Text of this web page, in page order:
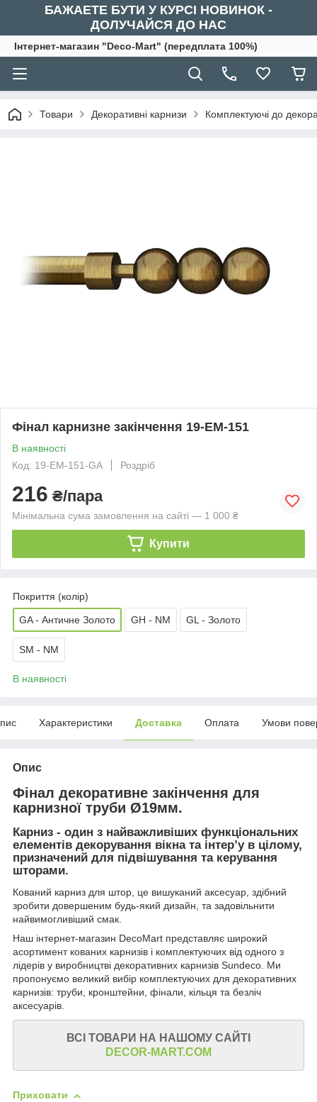
БАЖАЕТЕ БУТИ У КУРСІ НОВИНОК -
ДОЛУЧАЙСЯ ДО НАС
Інтернет-магазин "Deco-Mart" (передплата 100%)
Товари Декоративні карнизи Комплектуючі до
Фінал карнизне закінчення 19-EM-151
В наявності
Код: 19-EM-151-GA
Роздріб
216 ₴/пара
Мінімальна сума замовлення на сайті — 1 000 ₴
Купити
Покриття (колір)
GA - Античне Золото GH - NM GL - Золото
SM - NM
В наявності
Характеристики Доставка Оплата Умови
Опис
Фінал декоративне закінчення для
карнизної труби Ø19мм.
Карниз - один з найважливіших функціональних
елементів декорування вікна та інтер’у в цілому,
призначений для підвішування та керування
шторами.
Кований карниз для штор, це вишуканий аксесуар, здібний
зробити довершеним будь-який дизайн, та задовільнити
найвимогливіший смак.
Наш інтернет-магазин DecoMart представляє широкий
асортимент кованих карнизів і комплектуючих від одного з
лідерів у виробництві декоративних карнизів Sundeco. Ми
пропонуємо великий вибір комплектуючих для декоративних
карнизів: труби, кронштейни, фінали, кільця та безліч
аксесуарів.
ВСІ ТОВАРИ НА НАШОМУ САЙТІ
DECOR-MART.COM
Приховати